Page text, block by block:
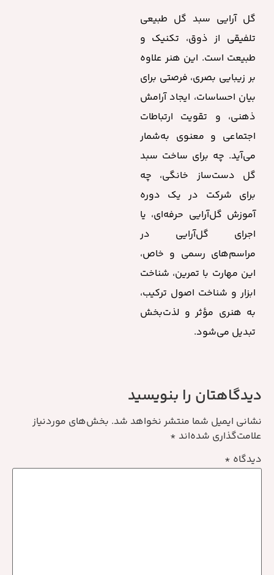
گل آرایی سبد گل طبیعی
تلفیقی از ذوق، تکنیک و
طبیعت است. این هنر علاوه
بر زیبایی بصری، فرصتی برای
بیان احساسات، ایجاد آرامش
ذهنی، و تقویت ارتباطات
اجتماعی و معنوی به‌شمار
می‌آید. چه برای ساخت سبد
گل دست‌ساز خانگی، چه
برای شرکت در یک دوره
آموزش گل‌آرایی حرفه‌ای، یا
اجرای گل‌آرایی در
مراسم‌های رسمی و خاص،
این مهارت با تمرین، شناخت
ابزار و شناخت اصول ترکیب،
به هنری مؤثر و لذت‌بخش
تبدیل می‌شود.
دیدگاهتان را بنویسید
نشانی ایمیل شما منتشر نخواهد شد. بخش‌های موردنیاز
علامت‌گذاری شده‌اند *
دیدگاه *